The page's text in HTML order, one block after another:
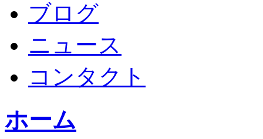
ブログ
ニュース
コンタクト
ホーム